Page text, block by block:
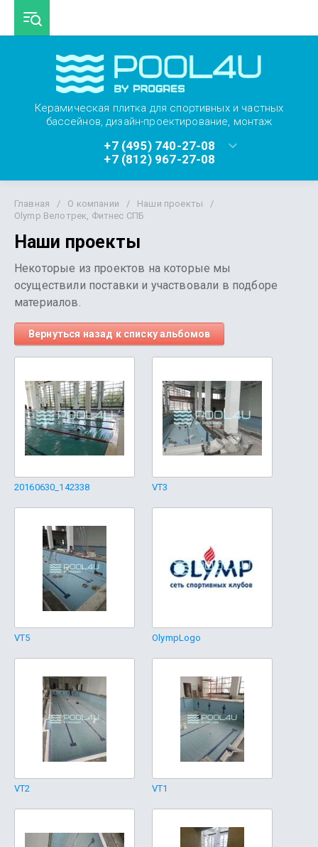
Керамическая плитка для спортивных и частных
бассейнов, дизайн-проектирование, монтаж
+7 (495) 740-27-08
+7 (812) 967-27-08
Главная / О компании / Наши проекты
/
Olymp Велотрек, Фитнес СПБ
Наши проекты
Некоторые из проектов на которые мы
осуществили поставки и участвовали в подборе
материалов.
Вернуться назад к списку альбомов
20160630_142338 VT3
VT5 OlympLogo
VT2 VT1